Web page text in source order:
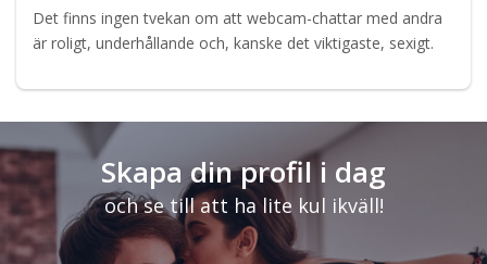
Det finns ingen tvekan om att webcam-chattar med andra
är roligt, underhållande och, kanske det viktigaste, sexigt.
Skapa din profil i dag
och se till att ha lite kul ikväll!